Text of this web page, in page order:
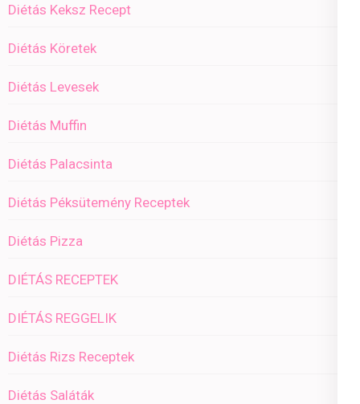
Diétás Keksz Recept
Diétás Köretek
Diétás Levesek
Diétás Muffin
Diétás Palacsinta
Diétás Péksütemény Receptek
Diétás Pizza
DIÉTÁS RECEPTEK
DIÉTÁS REGGELIK
Diétás Rizs Receptek
Diétás Saláták